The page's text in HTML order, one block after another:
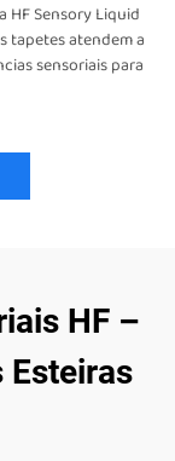
HF Sensory Liquid
tapetes atendem a
sensoriais para
HF –
Esteiras